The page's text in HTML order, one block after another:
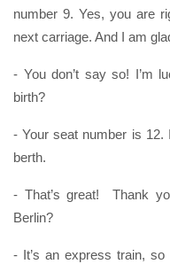
number 9. Yes, you are
next carriage. And I am
- You don’t say so! I’m
birth?
- Your seat number is 12.
berth.
- That’s great! Thank
Berlin?
- It’s an express train,